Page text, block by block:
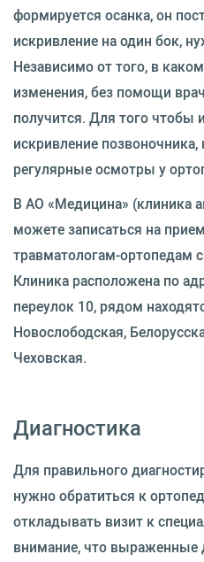
формируется осанка, он
искривление на один бок,
Независимо от того, в
изменения, без помощи
получится. Для того чтобы
искривление
регулярные осмотры у
В АО «Медицина» (клиника
можете записаться на
травматологам-ортопедам
Клиника расположена по
переулок 10, рядом
Новослободская,
Чеховская.
Диагностика
Для правильного
нужно обратиться к
откладывать визит к
внимание, что